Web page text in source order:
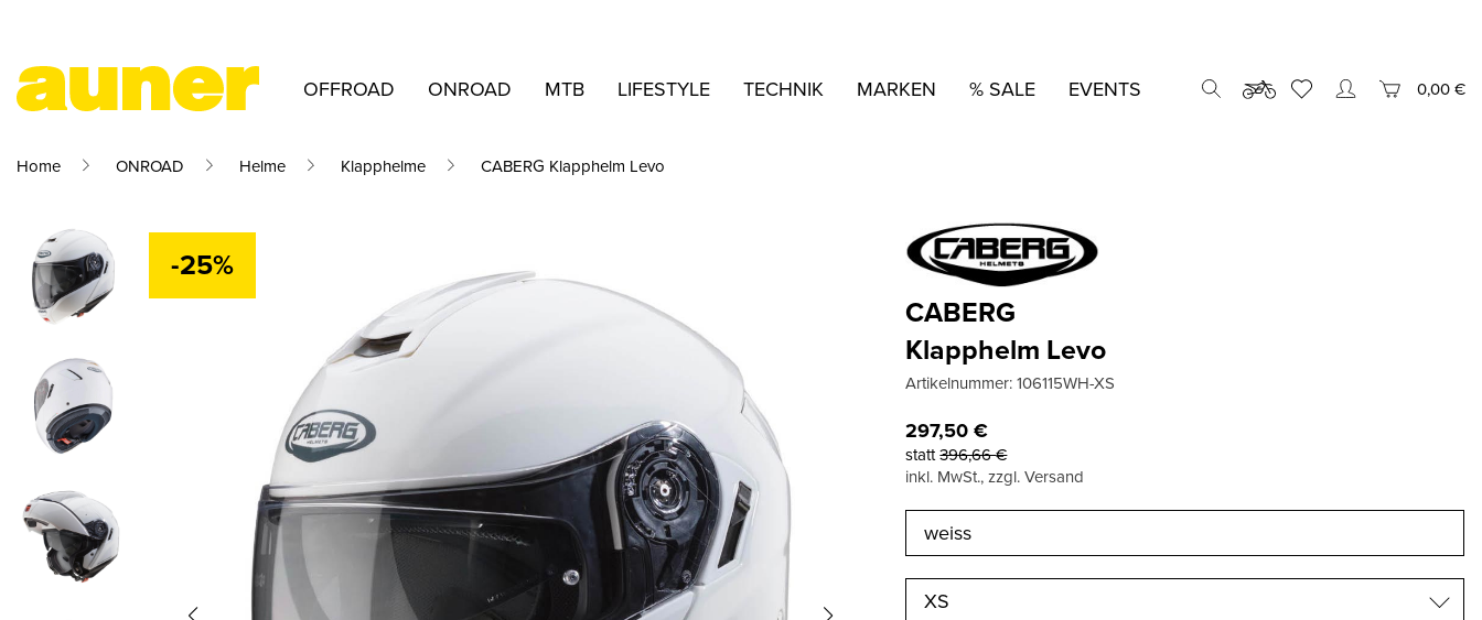
OFFROAD ONROAD MTB LIFESTYLE TECHNIK MARKEN % SALE EVENTS 0,00 €
Home ONROAD Helme Klapphelme CABERG Klapphelm Levo
-25%
CABERG
Klapphelm Levo
Artikelnummer:106115WH-XS
297,50€
statt396,66€
inkl. MwSt., zzgl. Versand
XS